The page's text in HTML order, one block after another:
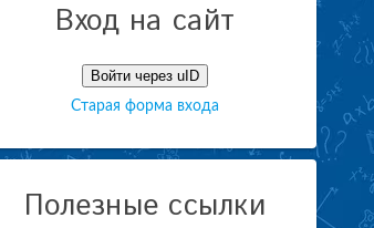
Вход на сайт
Войти через uID
Старая форма входа
Полезные ссылки